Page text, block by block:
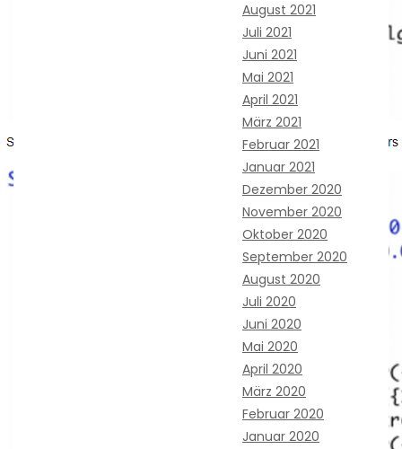
August 2021
Juli 2021
Juni 2021
Mai 2021
April 2021
März 2021
Februar 2021
Januar 2021
Dezember 2020
November 2020
Oktober 2020
September 2020
August 2020
Juli 2020
Juni 2020
Mai 2020
April 2020
März 2020
Februar 2020
Januar 2020